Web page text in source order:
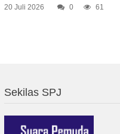
20 Juli 2026 0 61
Sekilas SPJ